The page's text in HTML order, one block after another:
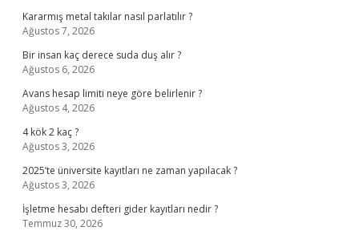
Kararmış metal takılar nasıl parlatılır ?
Ağustos 7, 2026
Bir insan kaç derece suda duş alır ?
Ağustos 6, 2026
Avans hesap limiti neye göre belirlenir ?
Ağustos 4, 2026
4 kök 2 kaç ?
Ağustos 3, 2026
2025’te üniversite kayıtları ne zaman yapılacak ?
Ağustos 3, 2026
İşletme hesabı defteri gider kayıtları nedir ?
Temmuz 30, 2026